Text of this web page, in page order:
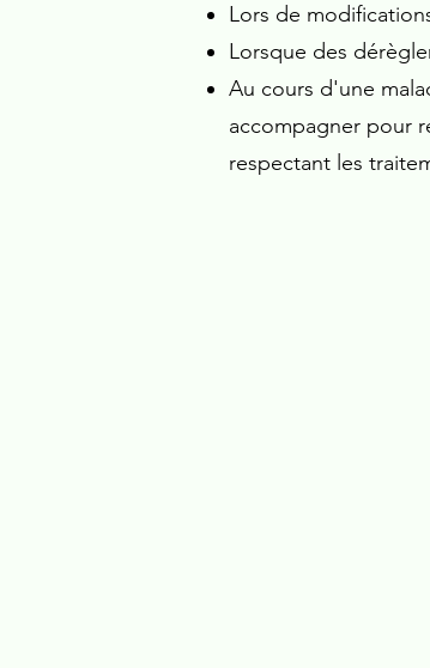
Lors de
Lorsque des
Au cours d'une
accompagner pour
respectant les